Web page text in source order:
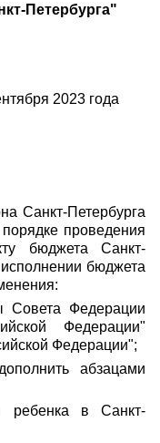
Петербурга"
2023 года
Санкт-Петербурга
проведения
бюджета Санкт-
бюджета
Совета Федерации
Федерации"
Федерации";
абзацами
ребенка в Санкт-